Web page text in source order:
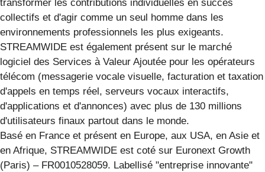
transformer les contributions individuelles en succès
collectifs et d'agir comme un seul homme dans les
environnements professionnels les plus exigeants.
STREAMWIDE est également présent sur le marché
logiciel des Services à Valeur Ajoutée pour les opérateurs
télécom (messagerie vocale visuelle, facturation et taxation
d'appels en temps réel, serveurs vocaux interactifs,
d'applications et d'annonces) avec plus de 130 millions
d'utilisateurs finaux partout dans le monde.
Basé en France et présent en Europe, aux USA, en Asie et
en Afrique, STREAMWIDE est coté sur Euronext Growth
(Paris) – FR0010528059. Labellisé "entreprise innovante"